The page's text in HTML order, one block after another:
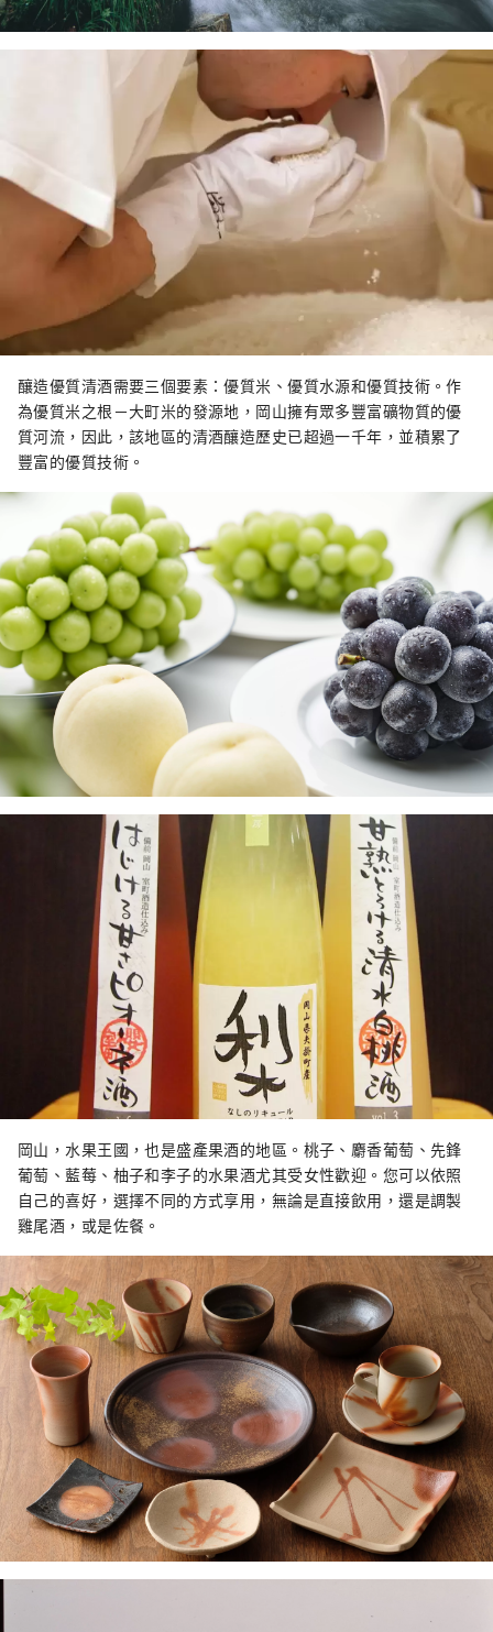
釀造優質清酒需要三個要素：優質米、優質水源和優質技術。作
為優質米之根－大町米的發源地，岡山擁有眾多豐富礦物質的優
質河流，因此，該地區的清酒釀造歷史已超過一千年，並積累了
豐富的優質技術。
岡山，水果王國，也是盛產果酒的地區。桃子、麝香葡萄、先鋒
葡萄、藍莓、柚子和李子的水果酒尤其受女性歡迎。您可以依照
自己的喜好，選擇不同的方式享用，無論是直接飲用，還是調製
雞尾酒，或是佐餐。